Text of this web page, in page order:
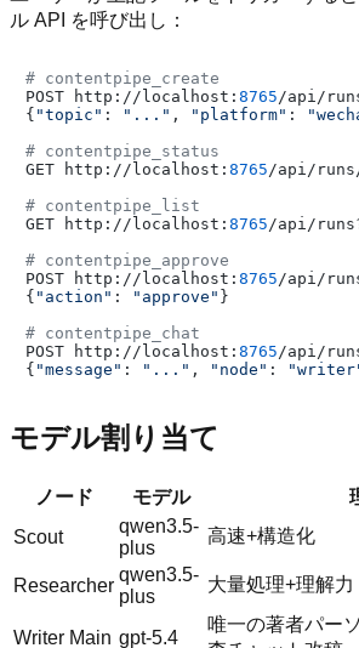
ル API を呼び出し：
# contentpipe_create
POST http://localhost: 8765/api/
{ "topic" : "..." , "platform" :
# contentpipe_status
GET http://localhost: 8765/api/
# contentpipe_list
GET http://localhost: 8765/api/
# contentpipe_approve
POST http://localhost: 8765/api/
{ "action" : "approve" }
# contentpipe_chat
POST http://localhost: 8765/api/
{ "message" : "..." , "node" :
モデル割り当て
ノード モデル
Scout
qwen3.5-
plus
高速+構造化
Researcher
qwen3.5-
plus
大量処理+理解力
Writer Main gpt-5.4
唯一の著者パー